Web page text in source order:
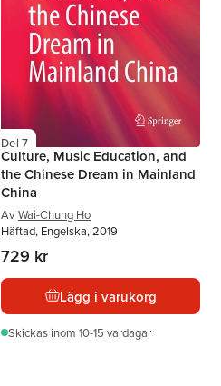
Del 7
Culture, Music Education, and
the Chinese Dream in Mainland
China
Av Wai-Chung Ho
Häftad, Engelska, 2019
729 kr
Lägg i varukorg
Skickas inom 10-15 vardagar